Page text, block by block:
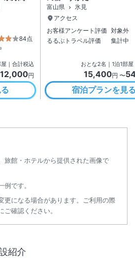
84点
｜合計税込
円
富山県
氷見
アクセス
お客様アンケート評価 対象外
るるぶトラベル評価
集計中
おとな2名 ｜ 1泊1部屋
15,400円 〜
宿泊プランを見
旅館・ホテルから提供された画像で
です。
更になる場合があります。ご利用の際
ご確認ください。
紹介